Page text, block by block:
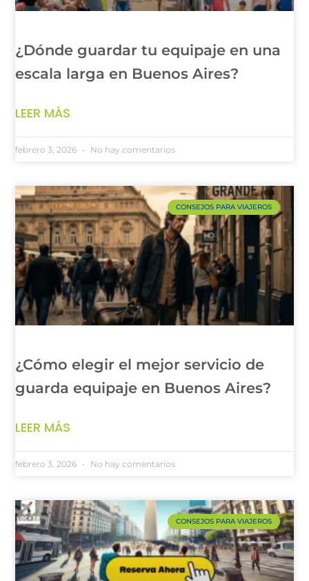
¿Dónde guardar tu equipaje en una
escala larga en Buenos Aires?
LEER MÁS
febrero 3, 2026 No hay comentarios
CONSEJOS PARA VIAJEROS
¿Cómo elegir el mejor servicio de
guarda equipaje en Buenos Aires?
LEER MÁS
febrero 3, 2026 No hay comentarios
CONSEJOS PARA VIAJEROS